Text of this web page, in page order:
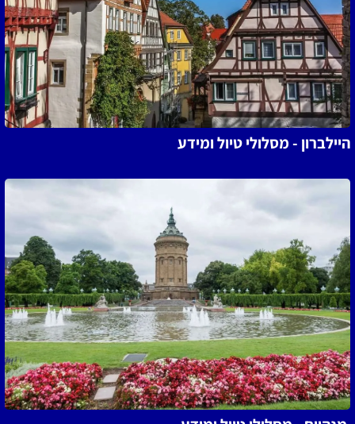
היילברון - מסלולי טיול ומידע